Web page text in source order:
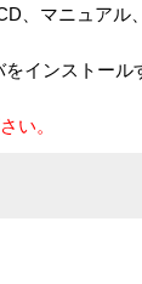
、マニュアル
インストール
い。